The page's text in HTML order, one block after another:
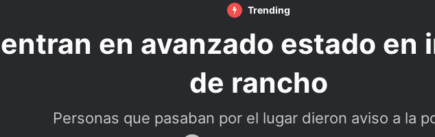
Trending
en avanzado estado en
de rancho
Personas que pasaban por el lugar dieron aviso a la